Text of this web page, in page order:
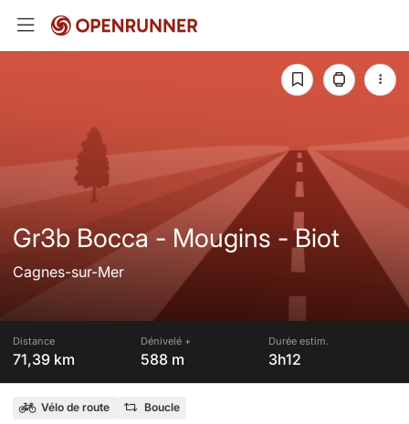
Gr3b Bocca - Mougins - Biot
Cagnes-sur-Mer
Distance
71,39 km
Dénivelé +
588 m
Durée estim.
3h12
Vélo de route Boucle